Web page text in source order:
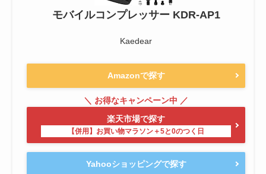
モバイルコンプレッサー KDR-AP1
Kaedear
Amazonで探す
楽天市場で探す
Yahooショッピングで探す